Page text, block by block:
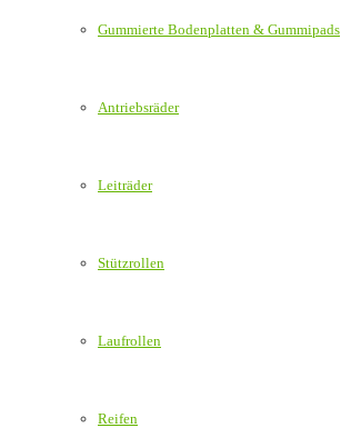
Gummierte Bodenplatten & Gummipads
Antriebsräder
Leiträder
Stützrollen
Laufrollen
Reifen